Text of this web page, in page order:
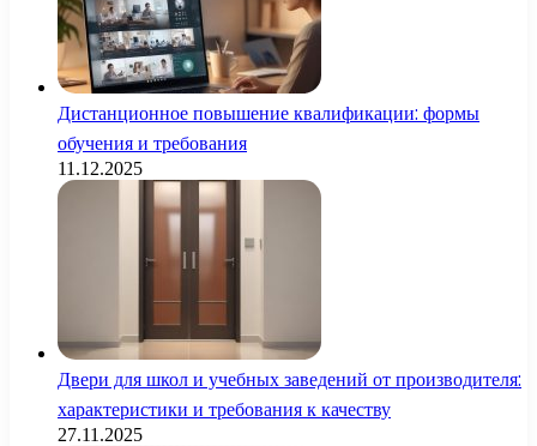
Дистанционное повышение квалификации: формы
обучения и требования
11.12.2025
Двери для школ и учебных заведений от производителя:
характеристики и требования к качеству
27.11.2025